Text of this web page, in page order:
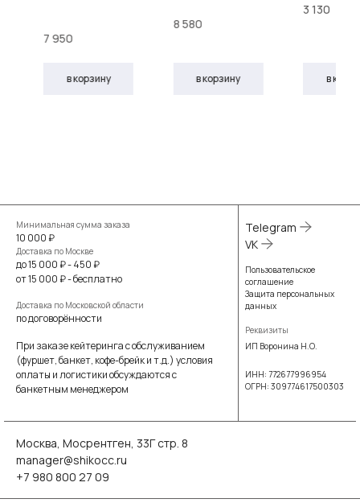
7 950
в корзину
8 580
в корзину
3 130
в
Минимальная сумма заказа
10 000 ₽
Доставка по Москве
до 15 000 ₽ - 450 ₽
от 15 000 ₽ - бесплатно
Доставка по Московской области
по договорённости
При заказе кейтеринга с обслуживанием
(фуршет, банкет, кофе-брейк и т.д.) условия
оплаты и логистики обсуждаются с
банкетным менеджером
Telegram
VK
Пользовательское
соглашение
Защита персональных
данных
Реквизиты
ИП Воронина Н.О.
ИНН: 772677996954
ОГРН: 309774617500303
Москва, Мосрентген, 33Г стр. 8
manager@shikocc.ru
+7 980 800 27 09